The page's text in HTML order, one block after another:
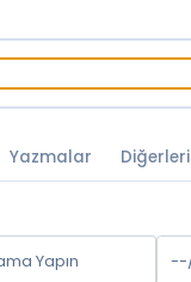
Yazmalar Diğerleri